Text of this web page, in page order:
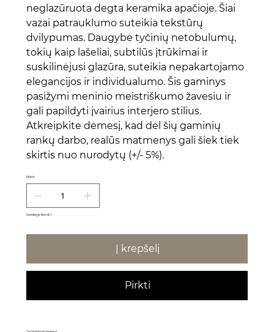
neglazūruota degta keramika apačioje. Šiai
vazai patrauklumo suteikia tekstūrų
dvilypumas. Daugybė tyčinių netobulumų,
tokių kaip lašeliai, subtilūs įtrūkimai ir
suskilinėjusi glazūra, suteikia nepakartojamo
elegancijos ir individualumo. Šis gaminys
pasižymi meninio meistriškumo žavesiu ir
gali papildyti įvairius interjero stilius.
Atkreipkite dėmesį, kad dėl šių gaminių
rankų darbo, realūs matmenys gali šiek tiek
skirtis nuo nurodytų (+/- 5%).
Kiekis
Sandėlyje liko tik 1
Į krepšelį
Pirkti
Techniniai duomenys: